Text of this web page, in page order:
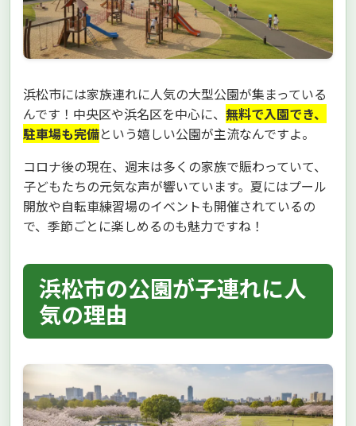
浜松市には家族連れに人気の大型公園が集まっている
んです！中央区や浜名区を中心に、 無料で入園でき、
駐車場も完備という嬉しい公園が主流なんですよ。
コロナ後の現在、週末は多くの家族で賑わっていて、
子どもたちの元気な声が響いています。夏にはプール
開放や自転車練習場のイベントも開催されているの
で、季節ごとに楽しめるのも魅力ですね！
浜松市の公園が子連れに人
気の理由